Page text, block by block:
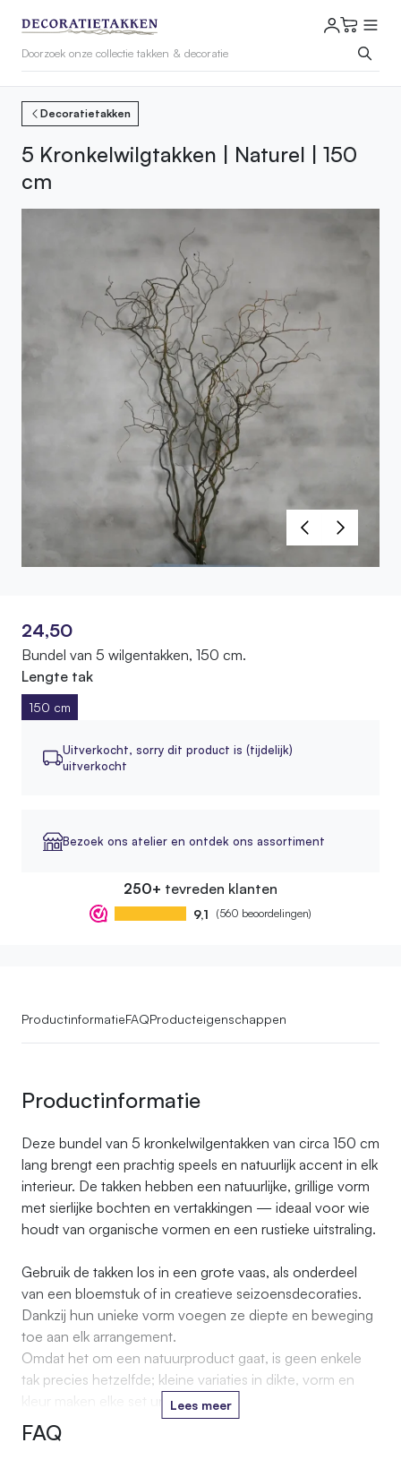
Decoratietakken
5 Kronkelwilgtakken | Naturel | 150
cm
24,50
Bundel van 5 wilgentakken, 150 cm.
Lengte tak
150 cm
Uitverkocht, sorry dit product is (tijdelijk)
uitverkocht
Bezoek ons atelier en ontdek ons assortiment
250+ tevreden klanten
9,1 (560 beoordelingen)
ProductinformatieFAQProducteigenschappen
Productinformatie
Deze bundel van 5 kronkelwilgentakken van circa 150 cm
lang brengt een prachtig speels en natuurlijk accent in elk
interieur. De takken hebben een natuurlijke, grillige vorm
met sierlijke bochten en vertakkingen — ideaal voor wie
houdt van organische vormen en een rustieke uitstraling.
Gebruik de takken los in een grote vaas, als onderdeel
van een bloemstuk of in creatieve seizoensdecoraties.
Dankzij hun unieke vorm voegen ze diepte en beweging
toe aan elk arrangement.
Omdat het om een natuurproduct gaat, is geen enkele
tak precies hetzelfde; kleine variaties in dikte, vorm en
kleur maken elke set uniek.Lees meer
FAQ